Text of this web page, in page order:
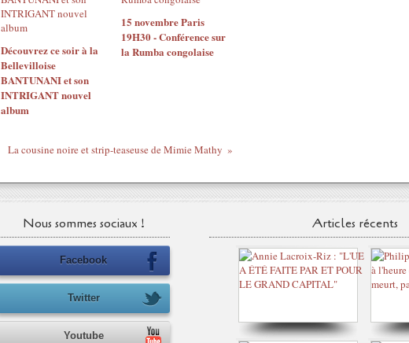
Découvrez ce soir à la
Bellevilloise
BANTUNANI et son
INTRIGANT nouvel
album
15 novembre Paris
19H30 - Conférence sur
la Rumba congolaise
La cousine noire et strip-teaseuse de Mimie Mathy
Nous sommes sociaux !
Facebook
Twitter
Youtube
Articles récents